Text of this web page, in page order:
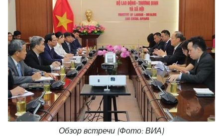
Обзор встречи (Фото: ВИА)